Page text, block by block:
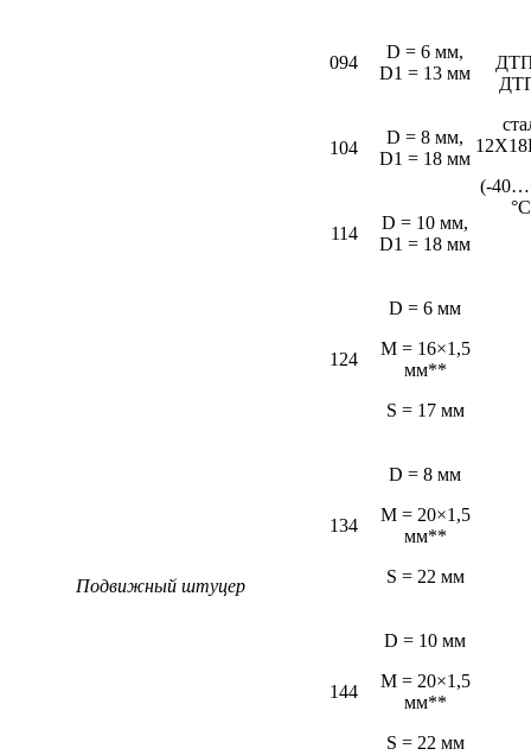
(-
094
D = 6 мм,
D1 = 13 мм
104
D = 8 мм,
D1 = 18 мм
114
D = 10 мм,
D1 = 18 мм
Подвижный штуцер
124
D = 6 мм
M = 16×1,5
мм**
S = 17 мм
134
D = 8 мм
M = 20×1,5
мм**
S = 22 мм
144
D = 10 мм
M = 20×1,5
мм**
S = 22 мм